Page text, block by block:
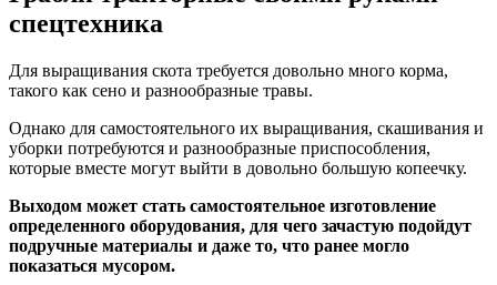
спецтехника
Для выращивания скота требуется довольно много корма,
такого как сено и разнообразные травы.
Однако для самостоятельного их выращивания, скашивания и
уборки потребуются и разнообразные приспособления,
которые вместе могут выйти в довольно большую копеечку.
Выходом может стать самостоятельное изготовление
определенного оборудования, для чего зачастую подойдут
подручные материалы и даже то, что ранее могло
показаться мусором.